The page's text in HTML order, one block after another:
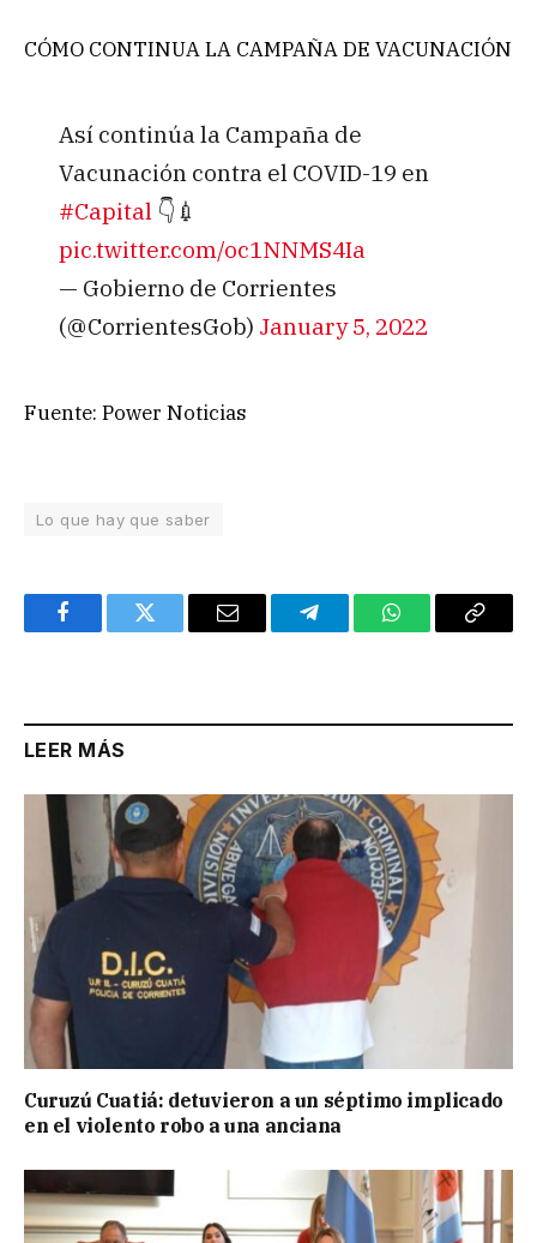
CÓMO CONTINUA LA CAMPAÑA DE VACUNACIÓN
Así continúa la Campaña de
Vacunación contra el COVID-19 en
#Capital👇💉
pic.twitter.com/oc1NNMS4Ia
— Gobierno de Corrientes
(@CorrientesGob) January 5, 2022
Fuente: Power Noticias
Lo que hay que saber
FacebookTwitter Email TelegramWhatsAppCopy
LEER MÁS
Curuzú Cuatiá: detuvieron a un séptimo implicado
en el violento robo a una anciana